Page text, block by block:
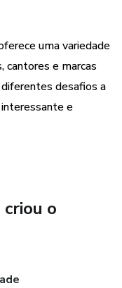
uma variedade
cantores e marcas
desafios a
e
digital que pode
é necessário
especial para
o